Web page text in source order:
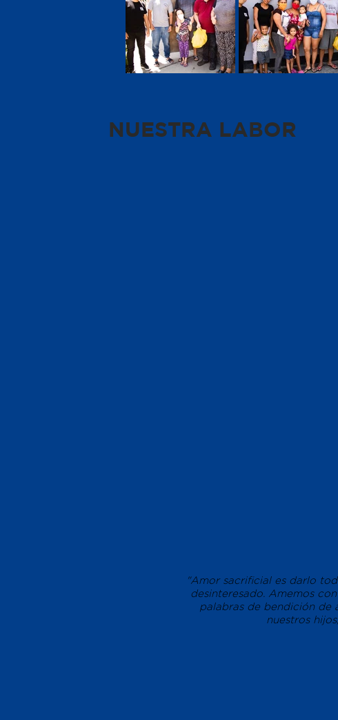
NUESTRA LABOR
"Amor sacrificial es darlo
desinteresado. Amemos
palabras de bendición de
nuestros